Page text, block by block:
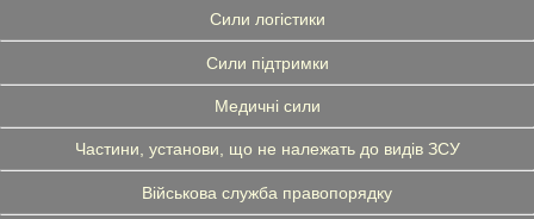
Сили логістики
Сили підтримки
Медичні сили
Частини, установи, що не належать до видів ЗСУ
Військова служба правопорядку